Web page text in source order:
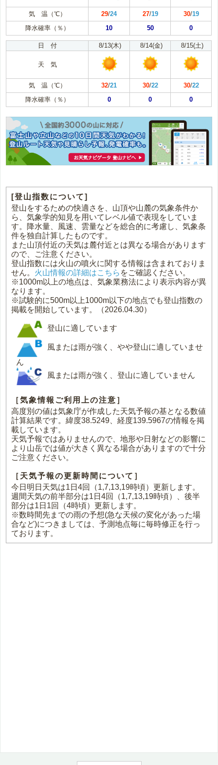
気 温（℃） 29/24 27/19 30/19
降水確率（％）
10 50 0
日 付 8/13(木) 8/14(金) 8/15(土)
天 気
気 温（℃） 32/21 30/22 30/22
降水確率（％）
0 0 0
[登山指数について]
登山をするための快適さを、山頂や山麓の気象条件か
ら、気象学的知見を用いてレベル値で表現をしていま
す。降水量、風速、雲量などを総合的に考慮し、気象条
件を独自計算したものです。
また山頂付近の天気は麓付近とは異なる場合があります
ので、ご注意ください。
登山指数には火山の噴火に関する情報は含まれておりま
せん。 火山情報の詳細はこちら をご確認ください。
※1000m以上の地点は、気象業務法により表示内容が異
なります。
※試験的に500m以上1000m以下の地点でも登山指数の
掲載を開始しています。（2026.04.30）
登山に適しています
風または雨が強く、やや登山に適していませ
ん
風または雨が強く、登山に適していません
［気象情報ご利用上の注意］
高度別の値は気象庁が作成した天気予報の基となる数値
計算結果です。緯度38.5249、経度139.5967の情報を掲
載しています。
天気予報ではありませんので、地形や日射などの影響に
より山岳では値が大きく異なる場合がありますので十分
ご注意ください。
［天気予報の更新時間について］
今日明日天気は1日4回（1,7,13,19時頃）更新します。
週間天気の前半部分は1日4回（1,7,13,19時頃）、後半
部分は1日1回（4時頃）更新します。
※数時間先までの雨の予想(急な天候の変化があった場
合など)につきましては、予測地点毎に毎時修正を行っ
ております。